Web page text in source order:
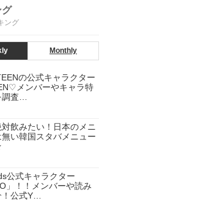
グ
ング
Monthly
の公式キャラクター
メンバーやキャラ特
査…
飲みたい！日本のメニ
無い韓国スタバメニュー
公式キャラクター
」！！メンバーや読み
公式Y…